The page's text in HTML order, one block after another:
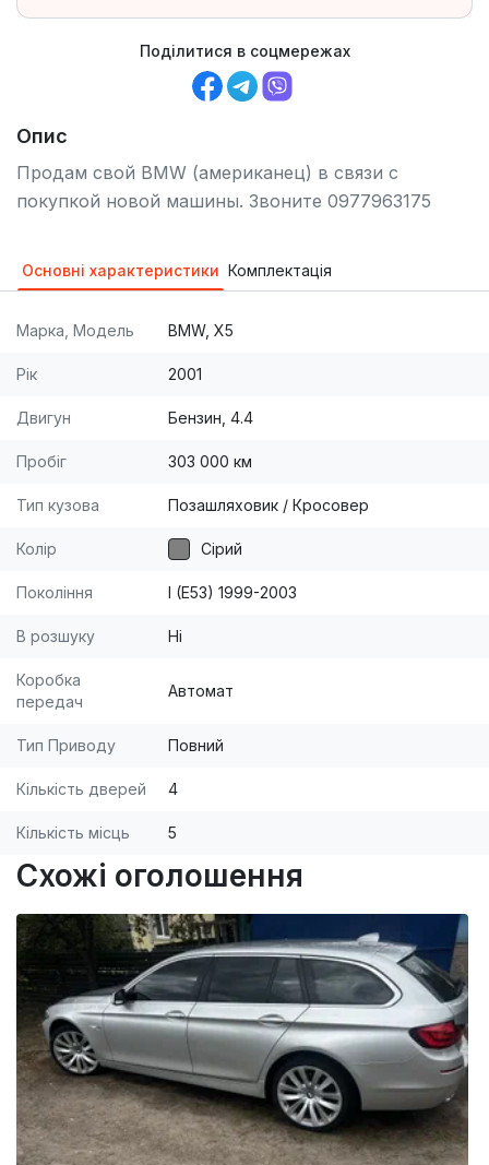
Поділитися в соцмережах
Опис
Продам свой BMW (американец) в связи с
покупкой новой машины. Звоните 0977963175
Основні характеристики Комплектація
Марка, Модель BMW, X5
Рік 2001
Двигун Бензин, 4.4
Пробіг 303 000 км
Тип кузова Позашляховик / Кросовер
Колір Сірий
Покоління I (E53) 1999-2003
В розшуку Ні
Коробка
передач
Автомат
Тип Приводу Повний
Кількість дверей 4
Кількість місць 5
Схожі оголошення